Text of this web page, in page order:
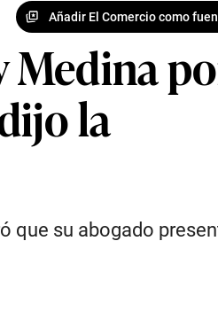
Añadir El Comercio como
Medina
la
que su abogado